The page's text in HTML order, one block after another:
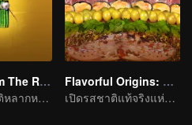
Flavors from The River
สำรวจรสชาติหลากหลายริมแม่น้ำจื่อ
Flavorful Origins: Chao Shan
เปิดรสชาติแท้จริงแห่งอาหารแต้จิ๋ว